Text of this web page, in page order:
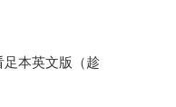
本英文版（趁